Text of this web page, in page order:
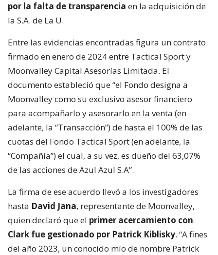
por la falta de transparencia en la adquisición de
la S.A. de La U.
Entre las evidencias encontradas figura un contrato
firmado en enero de 2024 entre Tactical Sport y
Moonvalley Capital Asesorías Limitada. El
documento estableció que “el Fondo designa a
Moonvalley como su exclusivo asesor financiero
para acompañarlo y asesorarlo en la venta (en
adelante, la “Transacción”) de hasta el 100% de las
cuotas del Fondo Tactical Sport (en adelante, la
“Compañía”) el cual, a su vez, es dueño del 63,07%
de las acciones de Azul Azul S.A”.
La firma de ese acuerdo llevó a los investigadores
hasta David Jana, representante de Moonvalley,
quien declaró que el primer acercamiento con
Clark fue gestionado por Patrick Kiblisky. “A fines
del año 2023, un conocido mío de nombre Patrick